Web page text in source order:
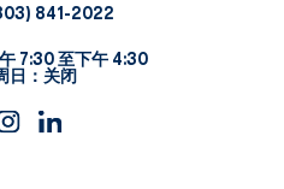
841-2022
7:30 至下午 4:30
日：关闭